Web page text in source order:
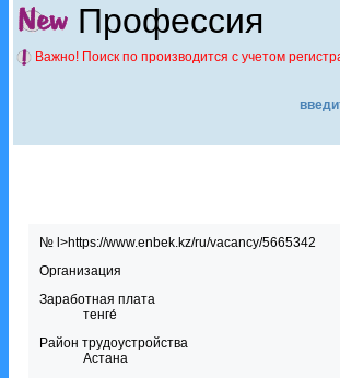
Профессия
Важно! Поиск по производится с учетом
№ l>https://www.enbek.kz/ru/vacancy/5665342
Организация
Заработная плата
тенге́
Район трудоустройства
Астана